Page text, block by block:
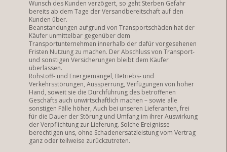
Wunsch des Kunden verzögert, so geht Sterben Gefahr
bereits ab dem Tage der Versandbereitschaft auf den
Kunden über.
Beanstandungen aufgrund von Transportschäden hat der
Käufer unmittelbar gegenüber dem
Transportunternehmen innerhalb der dafür vorgesehenen
Fristen Nutzung zu machen. Der Abschluss von Transport-
und sonstigen Versicherungen bleibt dem Käufer
überlassen.
Rohstoff- und Energiemangel, Betriebs- und
Verkehrsstörungen, Aussperrung, Verfügungen von hoher
Hand, soweit sie die Durchführung des betroffenen
Geschäfts auch unwirtschaftlich machen – sowie alle
sonstigen Fälle höher, Auch bei unseren Lieferanten, frei
für die Dauer der Störung und Umfang im ihrer Auswirkung
der Verpflichtung zur Lieferung. Solche Ereignisse
berechtigen uns, ohne Schadenersatzleistung vom Vertrag
ganz oder teilweise zurückzutreten.